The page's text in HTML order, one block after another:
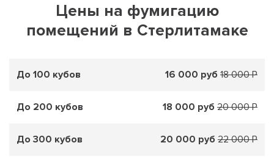
Цены на фумигацию
помещений в Стерлитамаке
До 100 кубов 16 000 руб 18 000 Р
До 200 кубов 18 000 руб 20 000 Р
До 300 кубов 20 000 руб 22 000 Р